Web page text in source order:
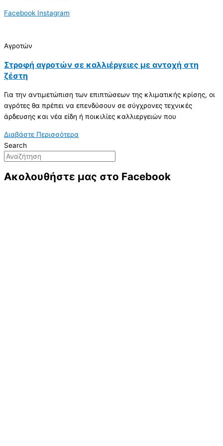
Facebook Instagram
Αγροτών
Στροφή αγροτών σε καλλιέργειες με αντοχή στη
ζέστη
Για την αντιμετώπιση των επιπτώσεων της κλιματικής κρίσης, οι
αγρότες θα πρέπει να επενδύσουν σε σύγχρονες τεχνικές
άρδευσης και νέα είδη ή ποικιλίες καλλιεργειών που
Διαβάστε Περισσότερα
Search
Ακολουθήστε μας στο Facebook